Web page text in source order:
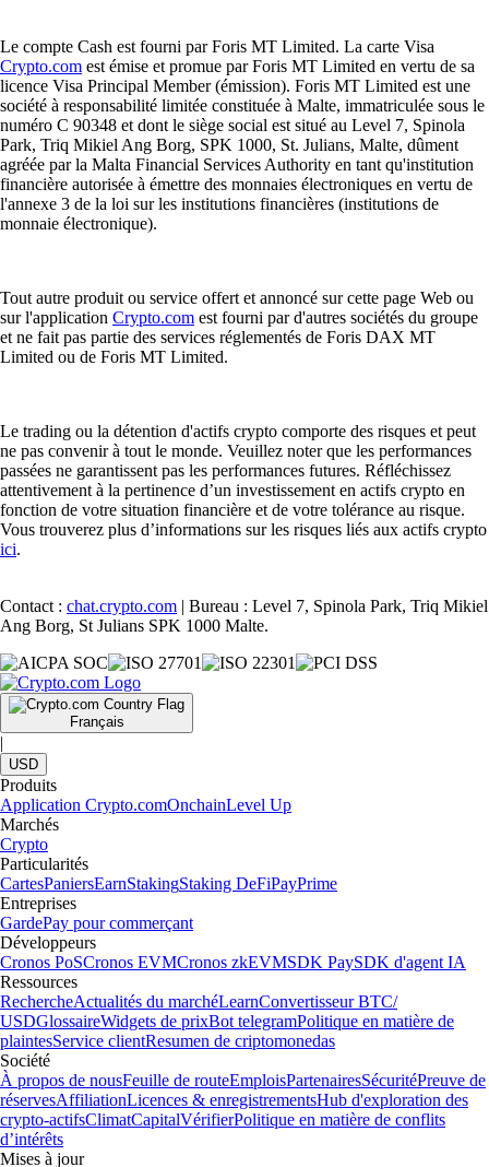
Le compte Cash est fourni par Foris MT Limited. La carte Visa
Crypto.com est émise et promue par Foris MT Limited en vertu de sa
licence Visa Principal Member (émission). Foris MT Limited est une
société à responsabilité limitée constituée à Malte, immatriculée sous le
numéro C 90348 et dont le siège social est situé au Level 7, Spinola
Park, Triq Mikiel Ang Borg, SPK 1000, St. Julians, Malte, dûment
agréée par la Malta Financial Services Authority en tant qu'institution
financière autorisée à émettre des monnaies électroniques en vertu de
l'annexe 3 de la loi sur les institutions financières (institutions de
monnaie électronique).
Tout autre produit ou service offert et annoncé sur cette page Web ou
sur l'application Crypto.com est fourni par d'autres sociétés du groupe
et ne fait pas partie des services réglementés de Foris DAX MT
Limited ou de Foris MT Limited.
Le trading ou la détention d'actifs crypto comporte des risques et peut
ne pas convenir à tout le monde. Veuillez noter que les performances
passées ne garantissent pas les performances futures. Réfléchissez
attentivement à la pertinence d’un investissement en actifs crypto en
fonction de votre situation financière et de votre tolérance au risque.
Vous trouverez plus d’informations sur les risques liés aux actifs crypto
ici.
Contact : chat.crypto.com | Bureau : Level 7, Spinola Park, Triq Mikiel
Ang Borg, St Julians SPK 1000 Malte.
Français
|
USD
Produits
Application Crypto.comOnchainLevel Up
Marchés
Crypto
Particularités
CartesPaniersEarnStakingStaking DeFiPayPrime
Entreprises
GardePay pour commerçant
Développeurs
Cronos PoSCronos EVMCronos zkEVMSDK PaySDK d'agent IA
Ressources
RechercheActualités du marchéLearnConvertisseur BTC/
USDGlossaireWidgets de prixBot telegramPolitique en matière de
plaintesService clientResumen de criptomonedas
Société
À propos de nousFeuille de routeEmploisPartenairesSécuritéPreuve de
réservesAffiliationLicences & enregistrementsHub d'exploration des
crypto-actifsClimatCapitalVérifierPolitique en matière de conflits
d’intérêts
Mises à jour